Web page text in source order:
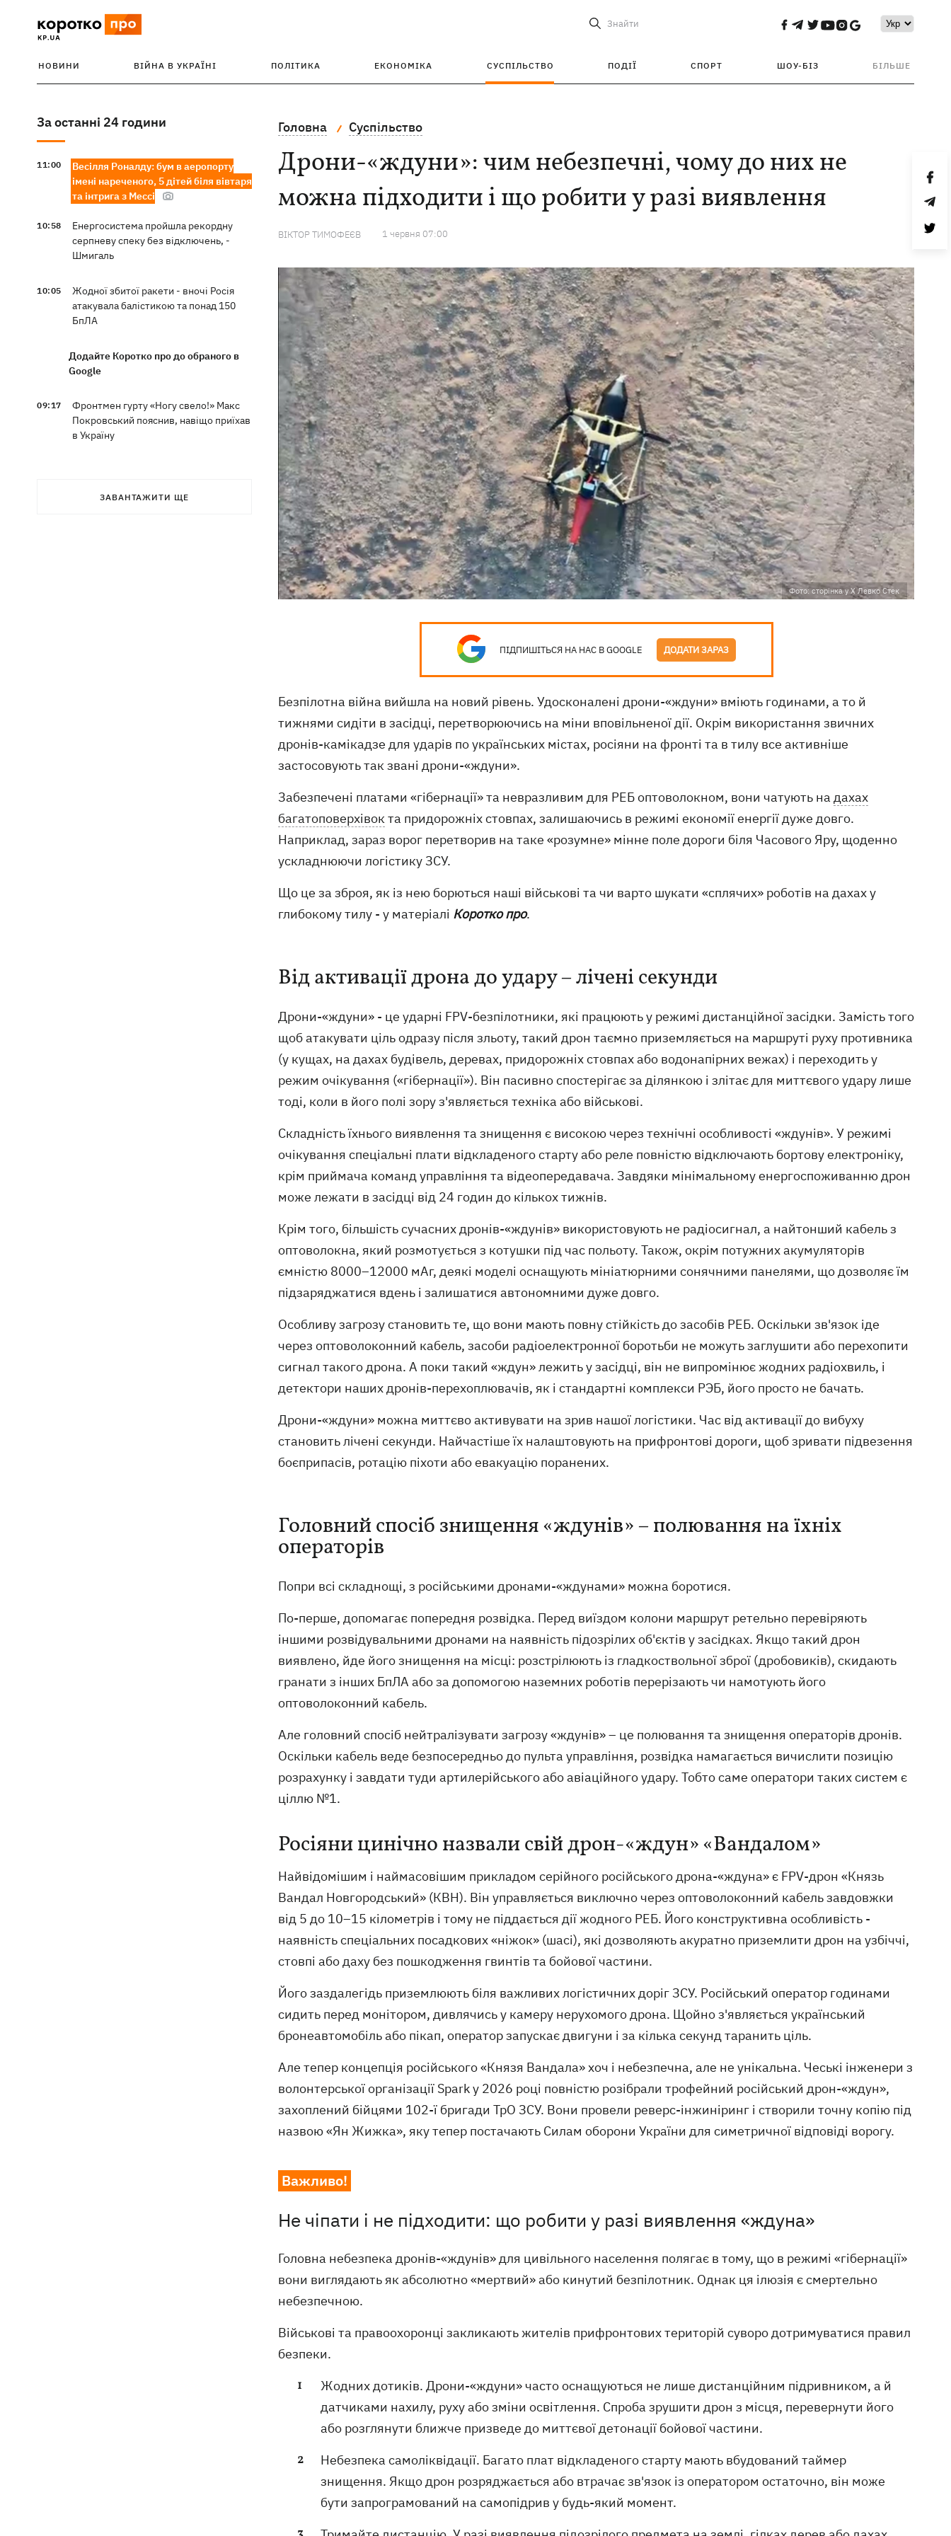
Знайти
НОВИНИ ВІЙНА В УКРАЇНІ ПОЛІТИКА ЕКОНОМІКА СУСПІЛЬСТВО ПОДІЇ СПОРТ ШОУ-БІЗ БІЛЬШЕ
За останні 24 години
11:00
Весілля Роналду: бум в аеропорту
імені нареченого, 5 дітей біля вівтаря
та інтрига з Мессі
10:58
Енергосистема пройшла рекордну
серпневу спеку без відключень, -
Шмигаль
10:05
Жодної збитої ракети - вночі Росія
атакувала балістикою та понад 150
БпЛА
Додайте Коротко про до обраного в
Google
09:17
Фронтмен гурту «Ногу свело!» Макс
Покровський пояснив, навіщо приїхав
в Україну
буревій накоїв лиха на Франківщині
ЗАВАНТАЖИТИ ЩЕ
Головна Суспільство
Дрони-«ждуни»: чим небезпечні, чому до них не
можна підходити і що робити у разі виявлення
ВІКТОР ТИМОФЕЄВ 1 червня 07:00
Фото: сторінка у Х Левко Стек
ПІДПИШІТЬСЯ НА НАС В GOOGLE ДОДАТИ ЗАРАЗ
Безпілотна війна вийшла на новий рівень. Удосконалені дрони-«ждуни» вміють годинами, а то й
тижнями сидіти в засідці, перетворюючись на міни вповільненої дії. Окрім використання звичних
дронів-камікадзе для ударів по українських містах, росіяни на фронті та в тилу все активніше
застосовують так звані дрони-«ждуни».
Забезпечені платами «гібернації» та невразливим для РЕБ оптоволокном, вони чатують на дахах
багатоповерхівокта придорожніх стовпах, залишаючись в режимі економії енергії дуже довго.
Наприклад, зараз ворог перетворив на таке «розумне» мінне поле дороги біля Часового Яру, щоденно
ускладнюючи логістику ЗСУ.
Що це за зброя, як із нею борються наші військові та чи варто шукати «сплячих» роботів на дахах у
глибокому тилу - у матеріалі Коротко про.
Від активації дрона до удару – лічені секунди
Дрони-«ждуни» - це ударні FPV-безпілотники, які працюють у режимі дистанційної засідки. Замість того
щоб атакувати ціль одразу після зльоту, такий дрон таємно приземляється на маршруті руху противника
(у кущах, на дахах будівель, деревах, придорожніх стовпах або водонапірних вежах) і переходить у
режим очікування («гібернації»). Він пасивно спостерігає за ділянкою і злітає для миттєвого удару лише
тоді, коли в його полі зору з'являється техніка або військові.
Складність їхнього виявлення та знищення є високою через технічні особливості «ждунів». У режимі
очікування спеціальні плати відкладеного старту або реле повністю відключають бортову електроніку,
крім приймача команд управління та відеопередавача. Завдяки мінімальному енергоспоживанню дрон
може лежати в засідці від 24 годин до кількох тижнів.
Крім того, більшість сучасних дронів-«ждунів» використовують не радіосигнал, а найтонший кабель з
оптоволокна, який розмотується з котушки під час польоту. Також, окрім потужних акумуляторів
ємністю 8000–12000 мАг, деякі моделі оснащують мініатюрними сонячними панелями, що дозволяє їм
підзаряджатися вдень і залишатися автономними дуже довго.
Особливу загрозу становить те, що вони мають повну стійкість до засобів РЕБ. Оскільки зв'язок іде
через оптоволоконний кабель, засоби радіоелектронної боротьби не можуть заглушити або перехопити
сигнал такого дрона. А поки такий «ждун» лежить у засідці, він не випромінює жодних радіохвиль, і
детектори наших дронів-перехоплювачів, як і стандартні комплекси РЭБ, його просто не бачать.
Дрони-«ждуни» можна миттєво активувати на зрив нашої логістики. Час від активації до вибуху
становить лічені секунди. Найчастіше їх налаштовують на прифронтові дороги, щоб зривати підвезення
боєприпасів, ротацію піхоти або евакуацію поранених.
Головний спосіб знищення «ждунів» – полювання на їхніх
операторів
Попри всі складнощі, з російськими дронами-«ждунами» можна боротися.
По-перше, допомагає попередня розвідка. Перед виїздом колони маршрут ретельно перевіряють
іншими розвідувальними дронами на наявність підозрілих об'єктів у засідках. Якщо такий дрон
виявлено, йде його знищення на місці: розстрілюють із гладкоствольної зброї (дробовиків), скидають
гранати з інших БпЛА або за допомогою наземних роботів перерізають чи намотують його
оптоволоконний кабель.
Але головний спосіб нейтралізувати загрозу «ждунів» – це полювання та знищення операторів дронів.
Оскільки кабель веде безпосередньо до пульта управління, розвідка намагається вичислити позицію
розрахунку і завдати туди артилерійського або авіаційного удару. Тобто саме оператори таких систем є
ціллю №1.
Росіяни цинічно назвали свій дрон-«ждун» «Вандалом»
Найвідомішим і наймасовішим прикладом серійного російського дрона-«ждуна» є FPV-дрон «Князь
Вандал Новгородський» (КВН). Він управляється виключно через оптоволоконний кабель завдовжки
від 5 до 10–15 кілометрів і тому не піддається дії жодного РЕБ. Його конструктивна особливість -
наявність спеціальних посадкових «ніжок» (шасі), які дозволяють акуратно приземлити дрон на узбіччі,
стовпі або даху без пошкодження гвинтів та бойової частини.
Його заздалегідь приземлюють біля важливих логістичних доріг ЗСУ. Російський оператор годинами
сидить перед монітором, дивлячись у камеру нерухомого дрона. Щойно з'являється український
бронеавтомобіль або пікап, оператор запускає двигуни і за кілька секунд таранить ціль.
Але тепер концепція російського «Князя Вандала» хоч і небезпечна, але не унікальна. Чеські інженери з
волонтерської організації Spark у 2026 році повністю розібрали трофейний російський дрон-«ждун»,
захоплений бійцями 102-ї бригади ТрО ЗСУ. Вони провели реверс-інжиніринг і створили точну копію під
назвою «Ян Жижка», яку тепер постачають Силам оборони України для симетричної відповіді ворогу.
Важливо!
Не чіпати і не підходити: що робити у разі виявлення «ждуна»
Головна небезпека дронів-«ждунів» для цивільного населення полягає в тому, що в режимі «гібернації»
вони виглядають як абсолютно «мертвий» або кинутий безпілотник. Однак ця ілюзія є смертельно
небезпечною.
Військові та правоохоронці закликають жителів прифронтових територій суворо дотримуватися правил
безпеки.
Жодних дотиків. Дрони-«ждуни» часто оснащуються не лише дистанційним підривником, а й
датчиками нахилу, руху або зміни освітлення. Спроба зрушити дрон з місця, перевернути його
або розглянути ближче призведе до миттєвої детонації бойової частини.
Небезпека самоліквідації. Багато плат відкладеного старту мають вбудований таймер
знищення. Якщо дрон розряджається або втрачає зв'язок із оператором остаточно, він може
бути запрограмований на самопідрив у будь-який момент.